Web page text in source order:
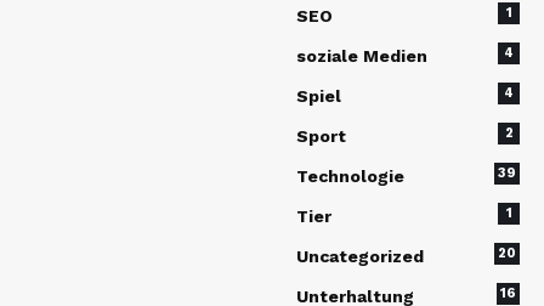
SEO 1
soziale Medien 4
Spiel 4
Sport 2
Technologie 39
Tier 1
Uncategorized 20
Unterhaltung 16